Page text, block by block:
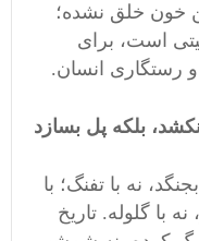
خون خلق نشده؛
است، برای
رستگاری انسان.
بلکه پل بسازد
نه با تفنگ؛ با
با گلوله. تاریخ